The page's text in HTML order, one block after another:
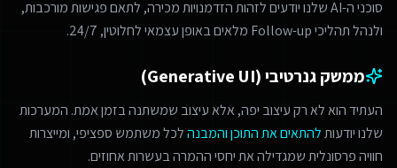
סוכני ה-AI שלנו יודעים לזהות הזדמנויות מכירה, לתאם פגישות מורכבות,
ולנהל תהליכי Follow-up מלאים באופן עצמאי לחלוטין, 24/7.
ממשק גנרטיבי (Generative UI)
העתיד הוא לא רק עיצוב יפה, אלא עיצוב שמשתנה בזמן אמת. המערכות
שלנו יודעותלהתאים את התוכן והמבנהלכל משתמש ספציפי, ומייצרות
חוויה פרסונלית שמגדילה את יחסי ההמרה בעשרות אחוזים.